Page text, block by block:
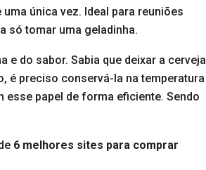
única vez. Ideal para reuniões
só tomar uma geladinha.
e do sabor. Sabia que deixar a cerveja
é preciso conservá-la na temperatura
papel de forma eficiente. Sendo
6 melhores sites para comprar